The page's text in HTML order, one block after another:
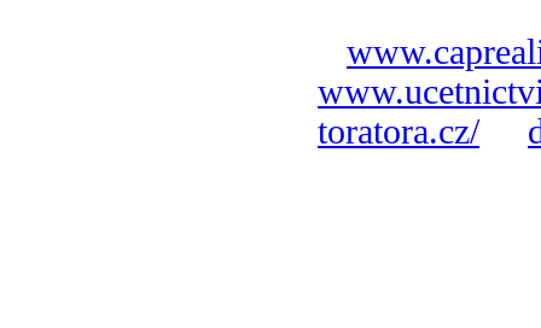
toratora.cz/